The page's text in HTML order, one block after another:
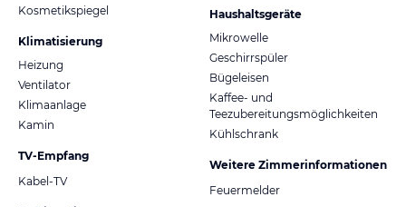
Kosmetikspiegel
Klimatisierung
Heizung
Ventilator
Klimaanlage
Kamin
TV-Empfang
Kabel-TV
Haushaltsgeräte
Mikrowelle
Geschirrspüler
Bügeleisen
Kaffee- und
Teezubereitungsmöglichkeiten
Kühlschrank
Weitere Zimmerinformationen
Feuermelder